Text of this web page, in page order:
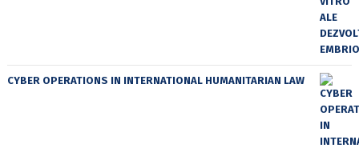
CYBER OPERATIONS IN INTERNATIONAL HUMANITARIAN LAW